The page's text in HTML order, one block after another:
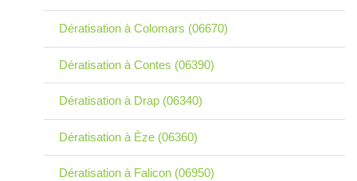
Dératisation à Colomars (06670)
Dératisation à Contes (06390)
Dératisation à Drap (06340)
Dératisation à Èze (06360)
Dératisation à Falicon (06950)